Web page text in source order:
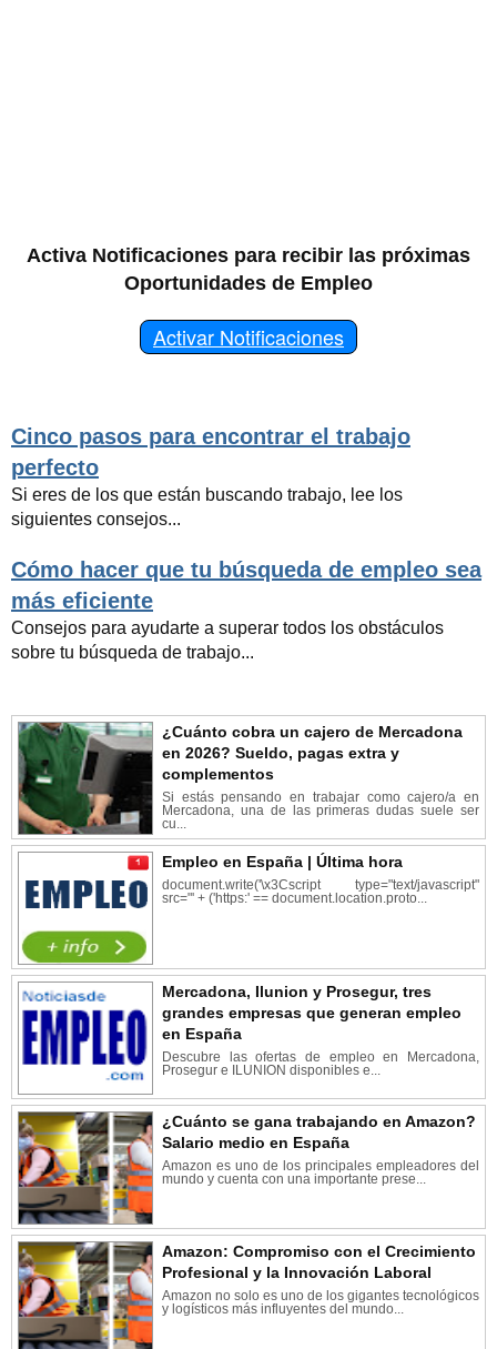
Activa Notificaciones para recibir las próximas
Oportunidades de Empleo
Activar Notificaciones
Cinco pasos para encontrar el trabajo
perfecto
Si eres de los que están buscando trabajo, lee los
siguientes consejos...
Cómo hacer que tu búsqueda de empleo sea
más eficiente
Consejos para ayudarte a superar todos los obstáculos
sobre tu búsqueda de trabajo...
¿Cuánto cobra un cajero de Mercadona
en 2026? Sueldo, pagas extra y
complementos
Si estás pensando en trabajar como cajero/a en
Mercadona, una de las primeras dudas suele ser
cu...
Empleo en España | Última hora
document.write('\x3Cscript type="text/javascript"
src="' + ('https:' == document.location.proto...
Mercadona, Ilunion y Prosegur, tres
grandes empresas que generan empleo
en España
Descubre las ofertas de empleo en Mercadona,
Prosegur e ILUNION disponibles e...
¿Cuánto se gana trabajando en Amazon?
Salario medio en España
Amazon es uno de los principales empleadores del
mundo y cuenta con una importante prese...
Amazon: Compromiso con el Crecimiento
Profesional y la Innovación Laboral
Amazon no solo es uno de los gigantes tecnológicos
y logísticos más influyentes del mundo...